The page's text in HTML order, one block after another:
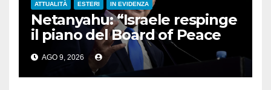
ATTUALITÀ ESTERI IN EVIDENZA
Netanyahu: “Israele respinge
il piano del Board of Peace
per Gaza”
AGO 9, 2026